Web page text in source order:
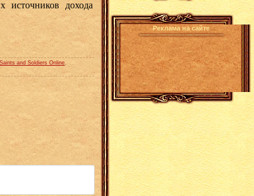
источников дохода
Saints and Soldiers Online
Реклама на сайте